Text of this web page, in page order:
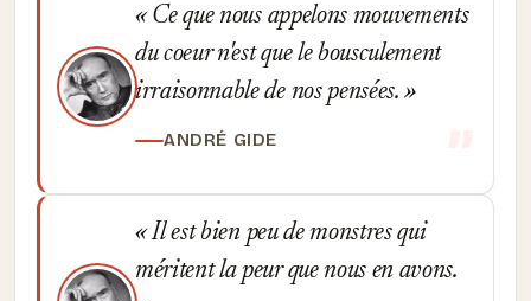
Ce que nous appelons mouvements
du coeur n'est que le bousculement
irraisonnable de nos pensées.
ANDRÉ GIDE
Il est bien peu de monstres qui
méritent la peur que nous en avons.